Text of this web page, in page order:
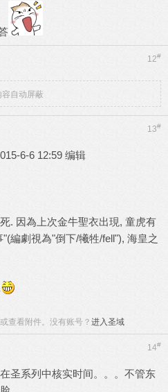
12#
自动屏蔽
13#
6-6 12:59 编辑
. 因為上次金牛聖衣出現, 童虎有
編劇視為"倒下/犧牲/fell"), 海皇之
查看附件。没有账号？ 进入圣域
14#
圣系列中核实时间。。。不管东